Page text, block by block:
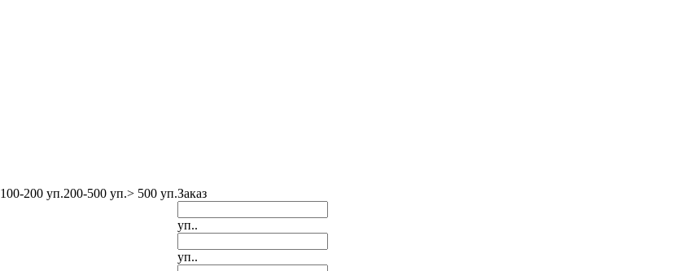
100-200 уп.200-500 уп.> 500 уп.Заказ
уп..
уп..